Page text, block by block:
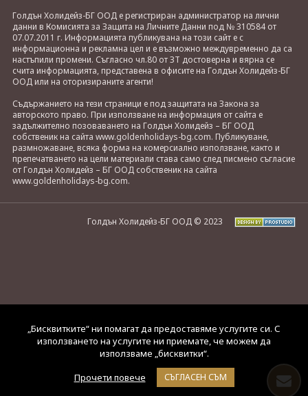
Голдън Холидейз-БГ ООД е регистриран администратор на лични
данни в Комисията за Защита на Личните Данни под № 310584 от
07.07.2011 г. Информацията публикувана на този сайт е с
информационна и рекламна цел и е възможно междувременно да са
настъпили промени. Съгласно чл.80 от ЗТ достоверна и вярна се
счита информацията, представена в офисите на Голдън Холидейз-БГ
ООД или на оторизираните агенти!
Съдържанието на тези страници е под защитата на Закона за
авторското право. При използване на информация от сайта е
задължително позоваването на Голдън Холидейз – БГ ООД
собственик на сайта www.goldenholidays-bg.com. Публикуване,
размножаване, всяка форма на комерсиално използване, както и
препечатването на цели материали става само след писмено съгласие
от Голдън Холидейз – БГ ООД собственик на сайта
www.goldenholidays-bg.com.
Голдън Холидейз-БГ ООД © 2023
„Бисквитките“ ни помагат да предоставяме услугите си. С
използването на услугите ни приемате, че можем да
използваме „бисквитки“.
Прочети повече
СЪГЛАСЕН СЪМ